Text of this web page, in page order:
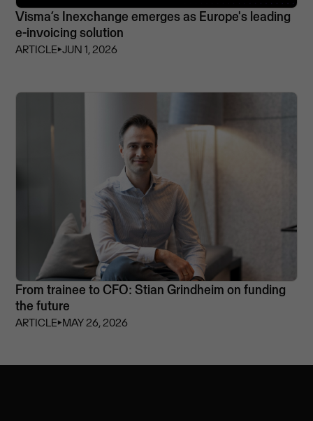
Visma’s Inexchange emerges as Europe's leading
e-invoicing solution
ARTICLE⏵JUN 1, 2026
From trainee to CFO: Stian Grindheim on funding
the future
ARTICLE⏵MAY 26, 2026